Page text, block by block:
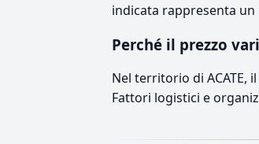
indicata rappresenta
Perché il prezzo
Nel territorio di ACATE,
Fattori logistici e